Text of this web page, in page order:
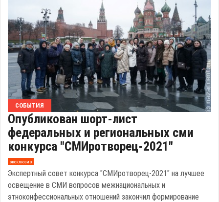
СОБЫТИЯ
Опубликован шорт-лист
федеральных и региональных сми
конкурса "СМИротворец-2021"
эксклюзив
Экспертный совет конкурса "СМИротворец-2021" на лучшее
освещение в СМИ вопросов межнациональных и
этноконфессиональных отношений закончил формирование